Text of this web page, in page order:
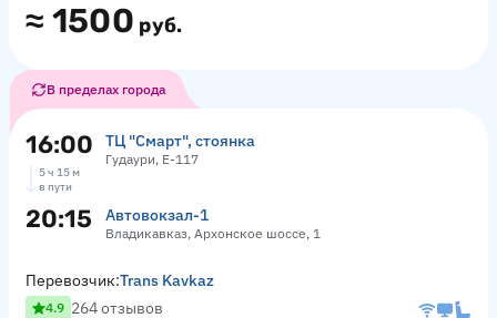
≈ 1500 руб.
В пределах города
16:00 ТЦ "Смарт", стоянка
Гудаури, Е-117
5 ч 15 м
в пути
20:15 Автовокзал-1
Владикавказ, Архонское шоссе, 1
Перевозчик:Trans Kavkaz
4.9 264 отзывов